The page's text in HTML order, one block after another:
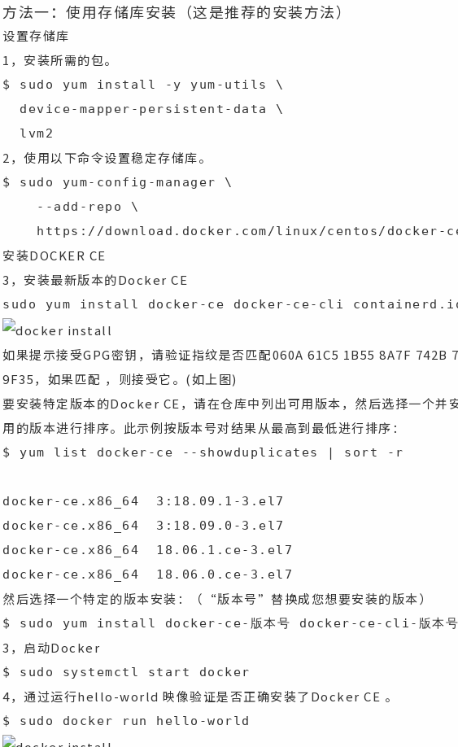
方法一：使用存储库安装（这是推荐的安装方法）
设置存储库
1，安装所需的包。
$ sudo yum install -y yum-utils \
  lvm2
2，使用以下命令设置稳定存储库。
$ sudo yum-config-manager \
https://download.docker.com/linux/centos/docker-
安装DOCKER CE
3，安装最新版本的Docker CE
sudo yum install docker-ce docker-ce-cli
如果提示接受GPG密钥，请验证指纹是否匹配060A 61C5 1B55 8A7F 742B
9F35，如果匹配 ，则接受它。(如上图)
要安装特定版本的Docker CE，请在仓库中列出可用版本，然后选择一个并
用的版本进行排序。此示例按版本号对结果从最高到最低进行排序：
$ yum list docker-ce --showduplicates | sort -r
docker-ce.x86_64  3:18.09.1-3.el7
docker-ce.x86_64  3:18.09.0-3.el7
docker-ce.x86_64  18.06.1.ce-3.el7
docker-ce.x86_64  18.06.0.ce-3.el7
然后选择一个特定的版本安装：（“版本号”替换成您想要安装的版本）
$ sudo yum install docker-ce-版本号 docker-ce-cli-版本
3，启动Docker
$ sudo systemctl start docker
4，通过运行hello-world 映像验证是否正确安装了Docker CE 。
$ sudo docker run hello-world